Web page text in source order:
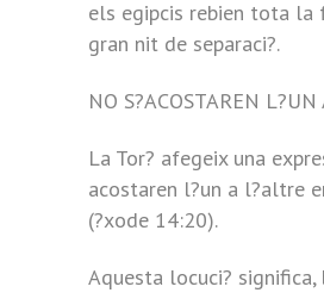
els egipcis rebien tota la
gran nit de separaci?.
NO S?ACOSTAREN L?UN
La Tor? afegeix una
acostaren l?un a l?altre
(?xode 14:20).
Aquesta locuci? significa,